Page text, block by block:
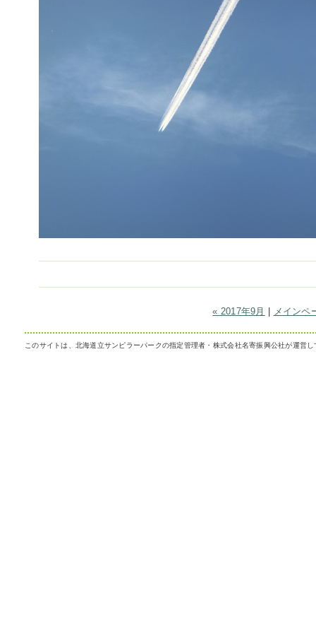
« 2017年9月 メインペ
このサイトは、北海道立サンピラーパークの指定管理者・株式会社名寄振興公社が運営